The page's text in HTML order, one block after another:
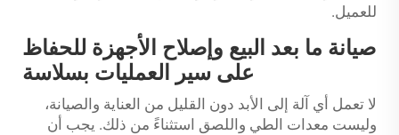
للعميل.
صيانة ما بعد البيع وإصلاح الأجهزة للحفاظ
على سير العمليات بسلاسة
لا تعمل أي آلة إلى الأبد دون القليل من العناية والصيانة،
وليست معدات الطي واللصق استثناءً من ذلك. يجب أن